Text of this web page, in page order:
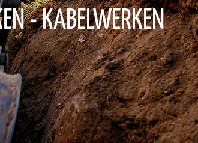
- KABELWERKEN